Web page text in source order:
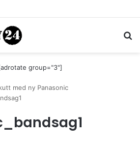
bordsaga til Festool billigere
group="3"]
med ny Panasonic